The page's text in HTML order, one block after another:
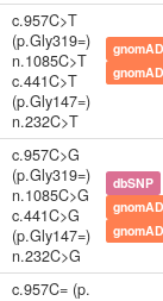
c.957C>T
(p.Gly319=)
n.1085C>T
c.441C>T
(p.Gly147=)
n.232C>T
c.957C>G
(p.Gly319=)
n.1085C>G
c.441C>G
(p.Gly147=)
n.232C>G
dbSNP
c.957C= (p.